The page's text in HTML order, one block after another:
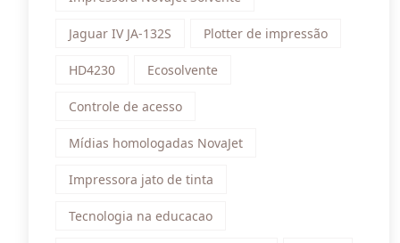
Jaguar IV JA-132S Plotter de impressão
HD4230 Ecosolvente
Controle de acesso
Mídias homologadas NovaJet
Impressora jato de tinta
Tecnologia na educacao